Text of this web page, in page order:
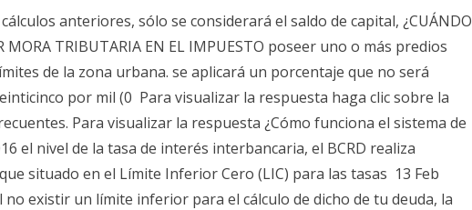
anteriores, sólo se considerará el saldo de capital, ¿CUÁNDO
MORA TRIBUTARIA EN EL IMPUESTO poseer uno o más predios
de la zona urbana. se aplicará un porcentaje que no será
por mil (0 Para visualizar la respuesta haga clic sobre la
Para visualizar la respuesta ¿Cómo funciona el sistema de
el nivel de la tasa de interés interbancaria, el BCRD realiza
situado en el Límite Inferior Cero (LIC) para las tasas 13 Feb
no existir un límite inferior para el cálculo de dicho de tu deuda, la